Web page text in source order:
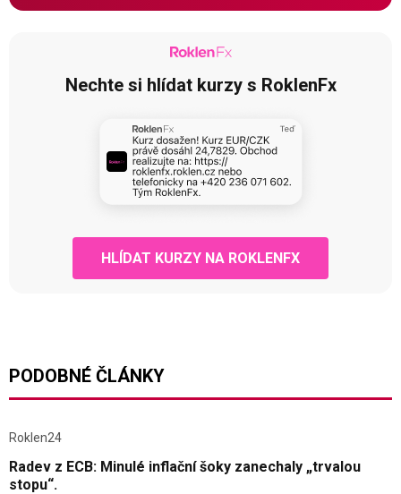
Nechte si hlídat kurzy s RoklenFx
HLÍDAT KURZY NA ROKLENFX
PODOBNÉ ČLÁNKY
Roklen24
Radev z ECB: Minulé inflační šoky zanechaly „trvalou
stopu“.